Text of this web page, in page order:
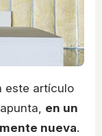
este artículo
en un
nueva.